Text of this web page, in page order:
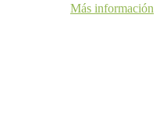
Más información